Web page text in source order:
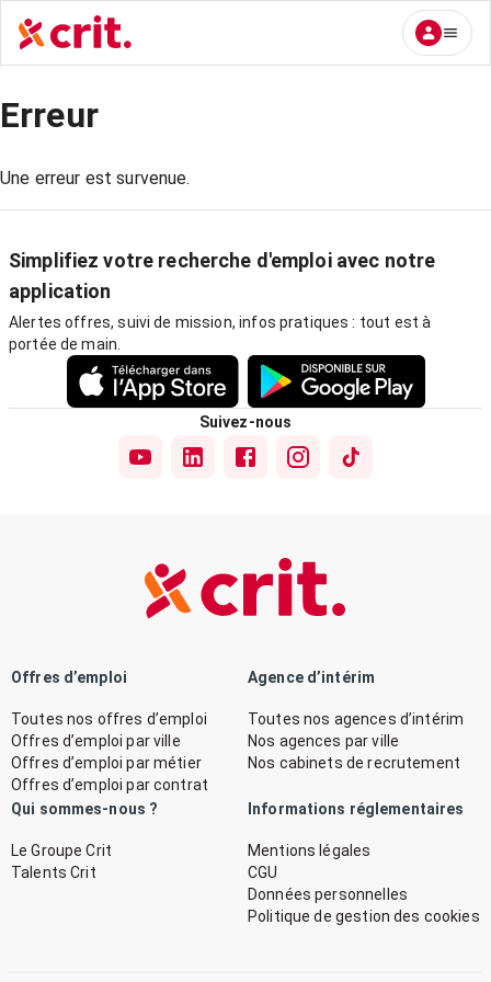
Erreur
Une erreur est survenue.
Simplifiez votre recherche d'emploi avec notre
application
Alertes offres, suivi de mission, infos pratiques : tout est à
portée de main.
Suivez-nous
Offres d’emploi
Toutes nos offres d’emploi
Offres d’emploi par ville
Offres d’emploi par métier
Offres d’emploi par contrat
Agence d’intérim
Toutes nos agences d’intérim
Nos agences par ville
Nos cabinets de recrutement
Qui sommes-nous ?
Le Groupe Crit
Talents Crit
Informations réglementaires
Mentions légales
CGU
Données personnelles
Politique de gestion des cookies